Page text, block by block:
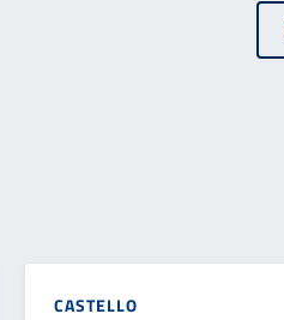
CASTELLO